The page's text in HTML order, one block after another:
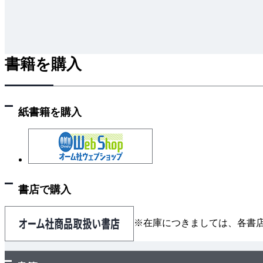
書籍を購入
紙書籍を購入
書店で購入
※在庫につきましては、各書